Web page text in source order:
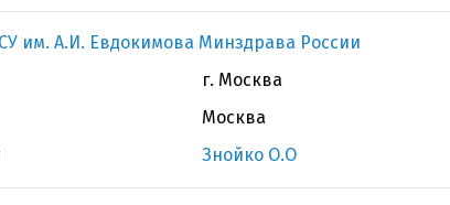
им. А.И. Евдокимова Минздрава России
г. Москва
Москва
Знойко О.О